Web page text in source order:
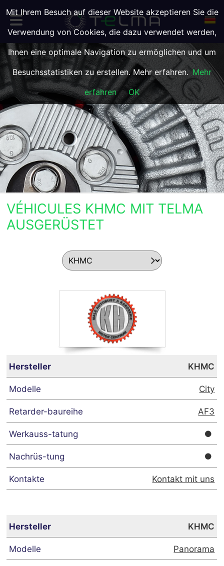
VÉHICULES KHMC MIT TELMA
AUSGERÜSTET
KHMC
City
AF3
Kontakt mit uns
KHMC
Panorama
Mit Ihrem Besuch auf dieser Website akzeptieren Sie die
Verwendung von Cookies, die dazu verwendet werden,
Ihnen eine optimale Navigation zu ermöglichen und um
Besuchsstatistiken zu erstellen. Mehr erfahren. Mehr
erfahren
OK